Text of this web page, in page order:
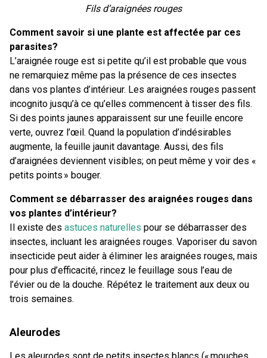
Fils d’araignées rouges
Comment savoir si une plante est affectée par ces
parasites?
L’araignée rouge est si petite qu’il est probable que vous
ne remarquiez même pas la présence de ces insectes
dans vos plantes d’intérieur. Les araignées rouges passent
incognito jusqu’à ce qu’elles commencent à tisser des fils.
Si des points jaunes apparaissent sur une feuille encore
verte, ouvrez l’œil. Quand la population d’indésirables
augmente, la feuille jaunit davantage. Aussi, des fils
d’araignées deviennent visibles; on peut même y voir des «
petits points » bouger.
Comment se débarrasser des araignées rouges dans
vos plantes d’intérieur?
Il existe des astuces naturelles pour se débarrasser des
insectes, incluant les araignées rouges. Vaporiser du savon
insecticide peut aider à éliminer les araignées rouges, mais
pour plus d’efficacité, rincez le feuillage sous l’eau de
l’évier ou de la douche. Répétez le traitement aux deux ou
trois semaines.
Aleurodes
Les aleurodes sont de petits insectes blancs (« mouches